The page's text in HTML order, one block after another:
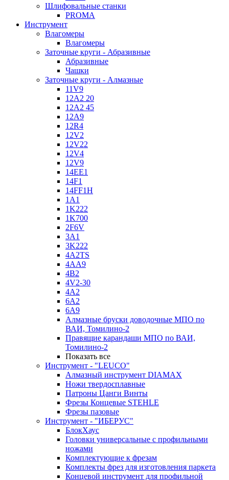
Шлифовальные станки
PROMA
Инструмент
Влагомеры
Влагомеры
Заточные круги - Абразивные
Абразивные
Чашки
Заточные круги - Алмазные
11V9
12A2 20
12A2 45
12A9
12R4
12V2
12V22
12V4
12V9
14EE1
14F1
14FF1H
1A1
1K222
1K700
2F6V
3A1
3K222
4A2TS
4AA9
4B2
4V2-30
4А2
6A2
6A9
Алмазные бруски доводочные МПО по
ВАИ, Томилино-2
Правящие карандаши МПО по ВАИ,
Томилино-2
Показать все
Инструмент - "LEUCO"
Алмазный инструмент DIAMAX
Ножи твердосплавные
Патроны Цанги Винты
Фрезы Концевые STEHLE
Фрезы пазовые
Инструмент - "ИБЕРУС"
БлокХаус
Головки универсальные с профильными
ножами
Комплектующие к фрезам
Комплекты фрез для изготовления паркета
Концевой инструмент для профильной